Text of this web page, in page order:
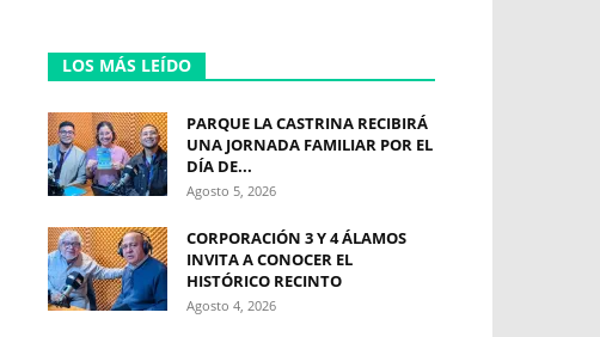
LOS MÁS LEÍDO
PARQUE LA CASTRINA RECIBIRÁ
UNA JORNADA FAMILIAR POR EL
DÍA DE...
Agosto 5, 2026
CORPORACIÓN 3 Y 4 ÁLAMOS
INVITA A CONOCER EL
HISTÓRICO RECINTO
Agosto 4, 2026